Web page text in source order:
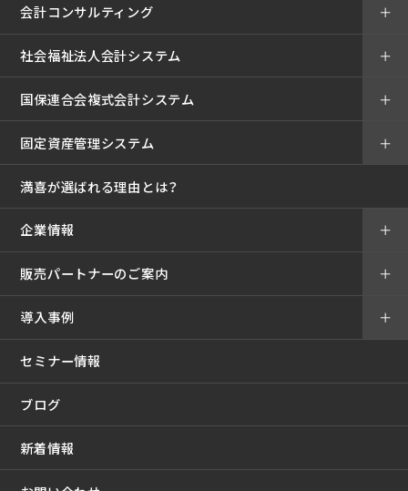
会計コンサルティング ＋
社会福祉法人会計システム ＋
国保連合会複式会計システム ＋
固定資産管理システム ＋
満喜が選ばれる理由とは？
企業情報 ＋
販売パートナーのご案内 ＋
導入事例
セミナー情報
＋
ブログ
新着情報